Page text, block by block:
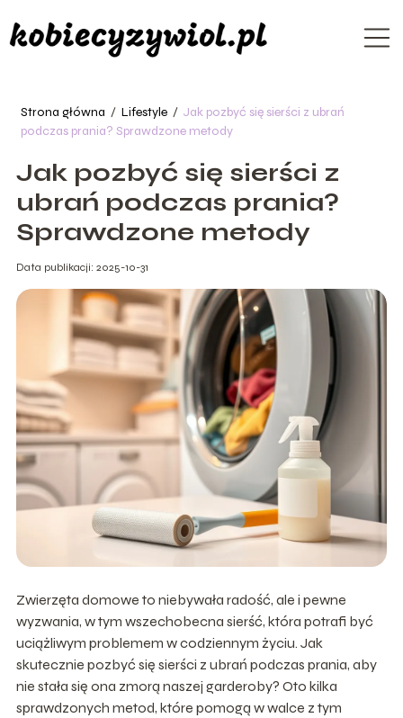
Strona główna / Lifestyle / Jak pozbyć się sierści z ubrań
podczas prania? Sprawdzone metody
Jak pozbyć się sierści z
ubrań podczas prania?
Sprawdzone metody
Data publikacji: 2025-10-31
Zwierzęta domowe to niebywała radość, ale i pewne
wyzwania, w tym wszechobecna sierść, która potrafi być
uciążliwym problemem w codziennym życiu. Jak
skutecznie pozbyć się sierści z ubrań podczas prania, aby
nie stała się ona zmorą naszej garderoby? Oto kilka
sprawdzonych metod, które pomogą w walce z tym